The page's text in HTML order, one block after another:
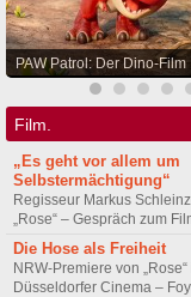
PAW Patrol: Der Dino-Film
Film.
„Es geht vor allem um
Selbstermächtigung“
Regisseur Markus
„Rose“ – Gespräch zum
Die Hose als Freiheit
NRW-Premiere von „Rose“
Düsseldorfer Cinema –